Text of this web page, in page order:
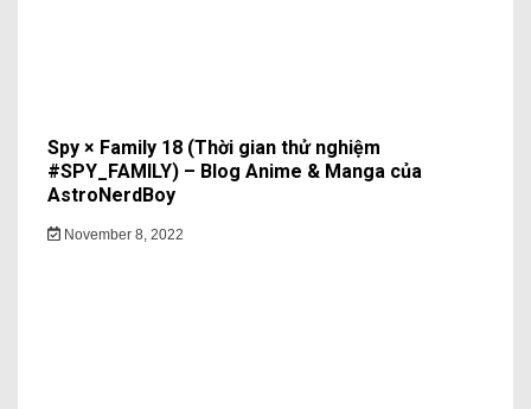
Spy × Family 18 (Thời gian thử nghiệm
#SPY_FAMILY) – Blog Anime & Manga của
AstroNerdBoy
November 8, 2022